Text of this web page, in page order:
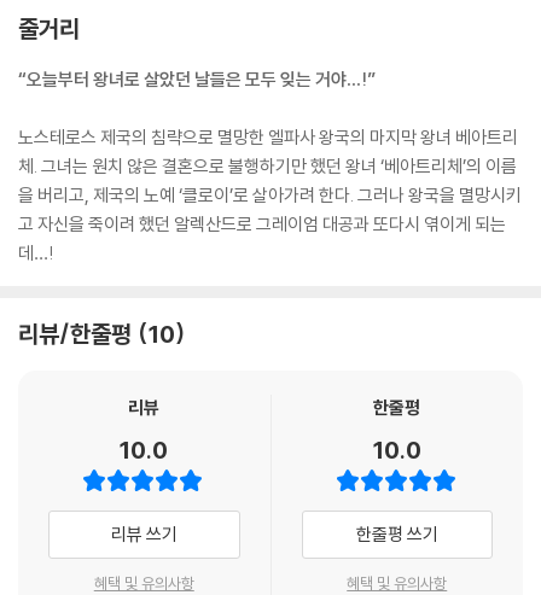
줄거리
“오늘부터 왕녀로 살았던 날들은 모두 잊는 거야…!”
노스테로스 제국의 침략으로 멸망한 엘파사 왕국의 마지막 왕녀 베아트리
체. 그녀는 원치 않은 결혼으로 불행하기만 했던 왕녀 ‘베아트리체’의 이름
을 버리고, 제국의 노예 ‘클로이’로 살아가려 한다. 그러나 왕국을 멸망시키
고 자신을 죽이려 했던 알렉산드로 그레이엄 대공과 또다시 엮이게 되는
데…!
리뷰/한줄평 10
리뷰
10.0
리뷰 쓰기
혜택 및 유의사항
한줄평
10.0
한줄평 쓰기
혜택 및 유의사항